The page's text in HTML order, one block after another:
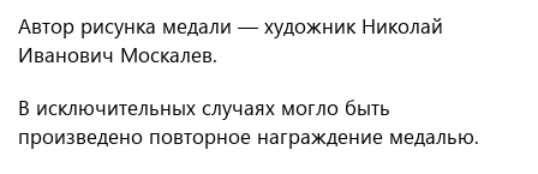
Автор рисунка медали — художник Николай
Иванович Москалев.
В исключительных случаях могло быть
произведено повторное награждение медалью.